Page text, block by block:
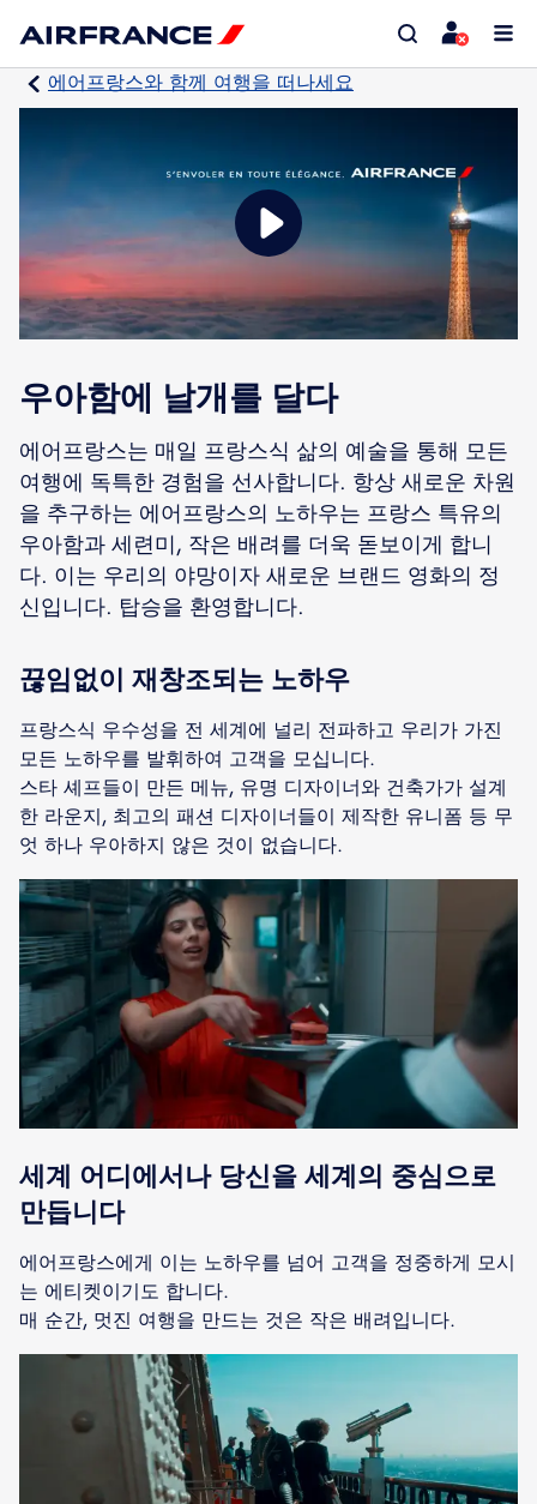
에어프랑스와 함께 여행을 떠나세요
우아함에 날개를 달다
에어프랑스는 매일 프랑스식 삶의 예술을 통해 모든
여행에 독특한 경험을 선사합니다. 항상 새로운 차원
을 추구하는 에어프랑스의 노하우는 프랑스 특유의
우아함과 세련미, 작은 배려를 더욱 돋보이게 합니
다. 이는 우리의 야망이자 새로운 브랜드 영화의 정
신입니다. 탑승을 환영합니다.
끊임없이 재창조되는 노하우
프랑스식 우수성을 전 세계에 널리 전파하고 우리가 가진
모든 노하우를 발휘하여 고객을 모십니다.
스타 셰프들이 만든 메뉴, 유명 디자이너와 건축가가 설계
한 라운지, 최고의 패션 디자이너들이 제작한 유니폼 등 무
엇 하나 우아하지 않은 것이 없습니다.
세계 어디에서나 당신을 세계의 중심으로
만듭니다
에어프랑스에게 이는 노하우를 넘어 고객을 정중하게 모시
는 에티켓이기도 합니다.
매 순간, 멋진 여행을 만드는 것은 작은 배려입니다.